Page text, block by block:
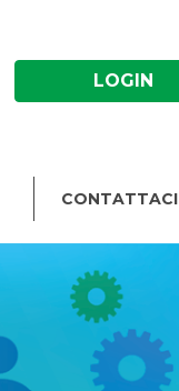
LOGIN
CONTATTACI